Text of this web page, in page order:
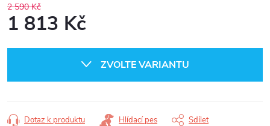
2 590 Kč
1 813 Kč
ZVOLTE VARIANTU
Dotaz k produktu Hlídací pes Sdílet